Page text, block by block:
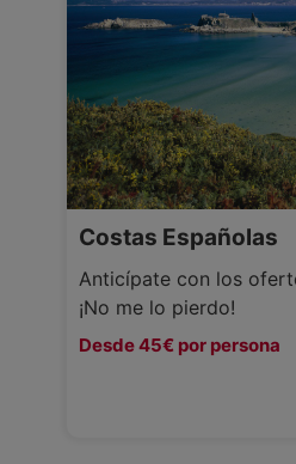
Costas Españolas
Anticípate con los
¡No me lo pierdo!
Desde 45€ por persona